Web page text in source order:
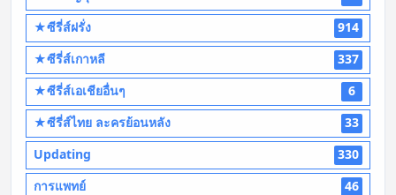
★ซีรี่ส์ฝรั่ง
914
★ซีรี่ส์เกาหลี
337
★ซีรี่ส์เอเชียอื่นๆ
6
★ซีรี่ส์ไทย ละครย้อนหลัง
33
Updating
330
การแพทย์
46